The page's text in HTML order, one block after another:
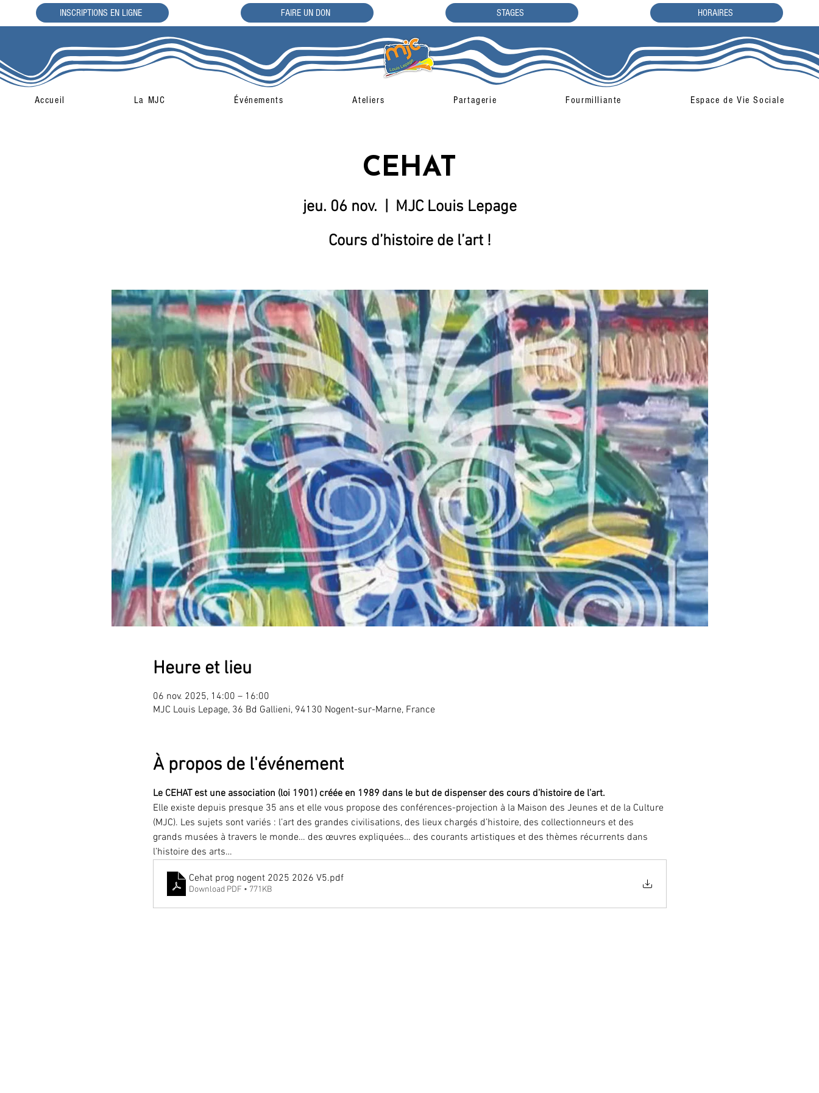
INSCRIPTIONS EN LIGNE FAIRE UN DON STAGES HORAIRES
Accueil La MJC Événements Ateliers Partagerie Fourmilliante Espace de Vie Sociale
CEHAT
jeu. 06 nov.
  |
MJC Louis Lepage
Cours d’histoire de l’art !
Heure et lieu
06 nov. 2025, 14:00 – 16:00
MJC Louis Lepage, 36 Bd Gallieni, 94130 Nogent-sur-Marne, France
À propos de l'événement
Le CEHAT est une association (loi 1901) créée en 1989 dans le but de dispenser des cours d’histoire de l’art.
Elle existe depuis presque 35 ans et elle vous propose des conférences-projection à la Maison des Jeunes et de la Culture
(MJC). Les sujets sont variés : l’art des grandes civilisations, des lieux chargés d’histoire, des collectionneurs et des
grands musées à travers le monde… des œuvres expliquées… des courants artistiques et des thèmes récurrents dans
l’histoire des arts…
Cehat prog nogent 2025 2026 V5.pdf
Download PDF • 771KB